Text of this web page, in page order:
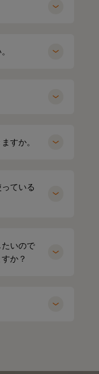
すか。
ている
いので
か？